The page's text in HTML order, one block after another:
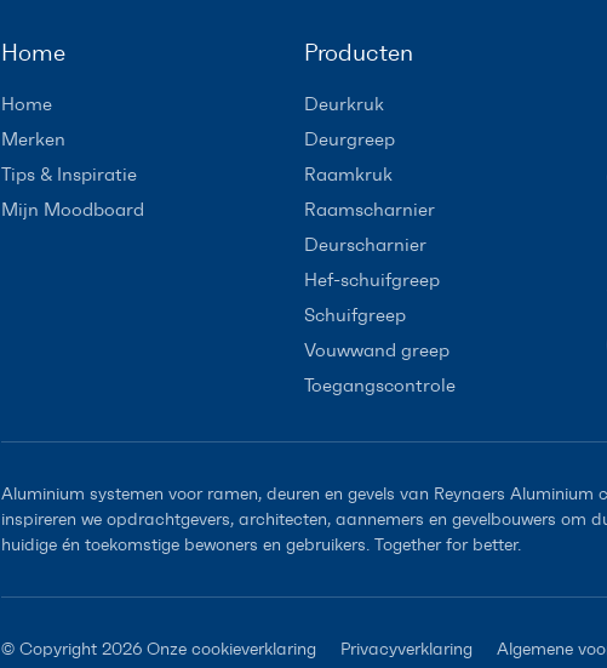
Home
Home
Merken
Tips & Inspiratie
Mijn Moodboard
Producten
Deurkruk
Deurgreep
Raamkruk
Raamscharnier
Deurscharnier
Hef-schuifgreep
Schuifgreep
Vouwwand greep
Toegangscontrole
Aluminium systemen voor ramen, deuren en gevels van Reynaers
inspireren we opdrachtgevers, architecten, aannemers en gevelbouwers om
huidige én toekomstige bewoners en gebruikers. Together for better.
© Copyright 2026 Onze cookieverklaring Privacyverklaring Algemene